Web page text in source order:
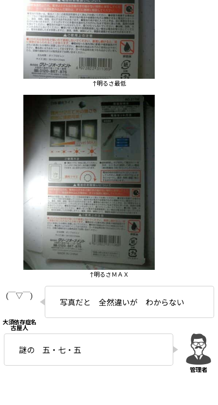
↑明るさ最低
↑明るさＭＡＸ
写真だと 全然違いが わからない
謎の 五・七・五